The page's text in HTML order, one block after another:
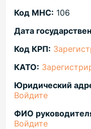
Код МНС: 106
Дата
Код КРП:
КАТО:
Юридический
Войдите
ФИО
Войдите